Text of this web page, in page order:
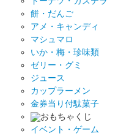
餅・だんご
アメ・キャンディ
マシュマロ
いか・梅・珍味類
ゼリー・グミ
ジュース
カップラーメン
金券当り付駄菓子
おもちゃくじ
イベント・ゲーム